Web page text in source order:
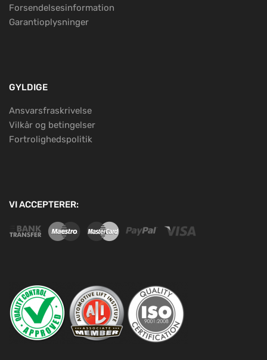
Forsendelsesinformation
Garantioplysninger
GYLDIGE
Ansvarsfraskrivelse
Vilkår og betingelser
Fortrolighedspolitik
VI ACCEPTERER: